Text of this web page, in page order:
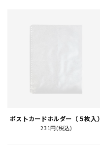
はんこ
ポストカードホルダー（５枚入）
231円(税込)